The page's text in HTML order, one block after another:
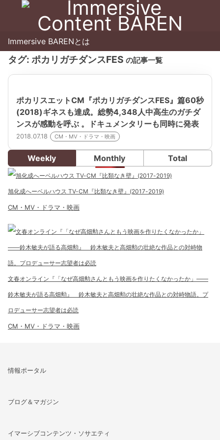
Immersive BARENとは
タグ: ポカリガチダンスFES の記事一覧
ポカリスエットCM『ポカリガチダンスFES』篇60秒
(2018)ギネスも達成。総勢4,348人中高生のガチダ
ンスが感動を呼ぶ 。ドキュメンタリーも同時に発表
2018.07.18 CM・MV・ドラマ・映画
Weekly Monthly Total
旭化成へーベルハウス TV-CM『比類なき壁』(2017-2019)
CM・MV・ドラマ・映画
文春オンライン『「なぜ高畑勲さんともう映画を作りたくなかったか」――
鈴木敏夫が語る高畑勲』 鈴木敏夫と高畑勲の壮絶な作品との対峙物語。プ
ロデューサー志望者は必読
CM・MV・ドラマ・映画
情報ポータル
ブログ＆マガジン
イマーシブコンテンツ・ソサエティ